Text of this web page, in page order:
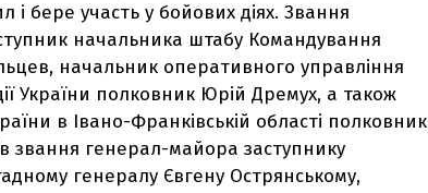
бере участь у бойових діях. Звання
начальника штабу Командування
начальник оперативного управління
України полковник Юрій Дремух, а також
в Івано-Франківській області полковник
звання генерал-майора заступнику
генералу Євгену Острянському,